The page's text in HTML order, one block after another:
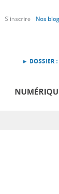
S'inscrire Nos
► DOSSIER :